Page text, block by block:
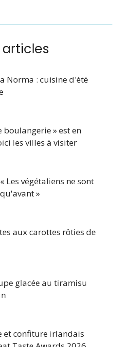
articles
Norma : cuisine d'été
boulangerie » est en
les villes à visiter
Les végétaliens ne sont
»
aux carottes rôties de
glacée au tiramisu
et confiture irlandais